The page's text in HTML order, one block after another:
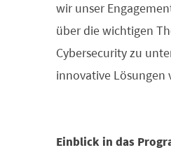
wir unser
über die wichtigen
Cybersecurity zu
innovative Lösungen
Einblick in das